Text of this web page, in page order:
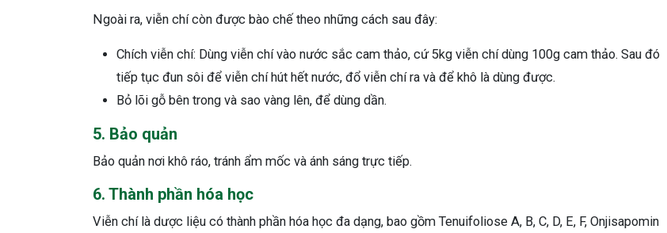
Ngoài ra, viễn chí còn được bào chế theo những cách sau đây:
Chích viễn chí: Dùng viễn chí vào nước sắc cam thảo, cứ 5kg viễn chí dùng 100g cam thảo. Sau đó
tiếp tục đun sôi để viễn chí hút hết nước, đổ viễn chí ra và để khô là dùng được.
Bỏ lõi gỗ bên trong và sao vàng lên, để dùng dần.
5. Bảo quản
Bảo quản nơi khô ráo, tránh ẩm mốc và ánh sáng trực tiếp.
6. Thành phần hóa học
Viễn chí là dược liệu có thành phần hóa học đa dạng, bao gồm Tenuifoliose A, B, C, D, E, F, Onjisapomin